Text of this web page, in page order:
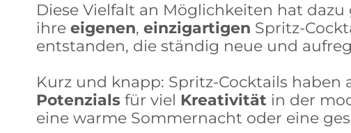
Diese Vielfalt an Möglichkeiten hat
ihre eigenen, einzigartigen Spritz-
entstanden, die ständig neue und
Kurz und knapp: Spritz-Cocktails haben
Potenzials für viel Kreativität in der
eine warme Sommernacht oder eine